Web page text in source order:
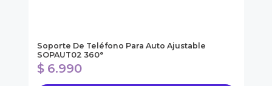
Soporte De Teléfono Para Auto Ajustable
SOPAUT02 360°
$ 6.990